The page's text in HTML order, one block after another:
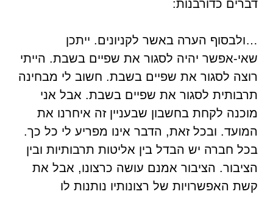
דברים כדורבנות:
…ולבסוף הערה באשר לקניונים. ייתכן
שאי-אפשר יהיה לסגור את שפיים בשבת. הייתי
רוצה לסגור את שפיים בשבת. חשוב לי מבחינה
תרבותית לסגור את שפיים בשבת. אבל אני
מוכנה לקחת בחשבון שבעניין זה איחרנו את
המועד. ובכל זאת, הדבר אינו מפריע לי כל כך.
בכל חברה יש הבדל בין אליטות תרבותיות ובין
הציבור. הציבור אמנם עושה כרצונו, אבל את
קשת האפשרויות של רצונותיו נותנות לו